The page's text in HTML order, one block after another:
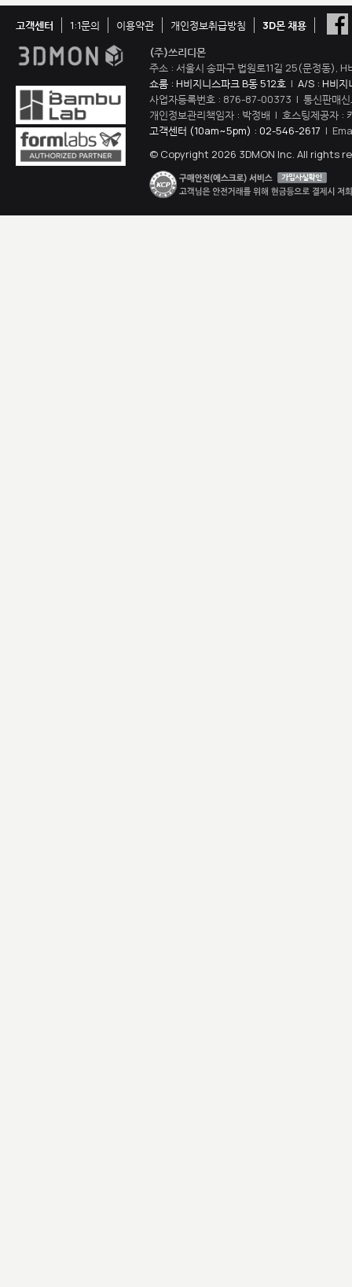
고객센터 1:1문의 이용약관 개인정보취급방침
3D몬 채용
(주)쓰리디몬
주소 : 서울시 송파구 법원로11길 25(문정동),
쇼룸 : H비지니스파크 B동 512호 | A/S : H비지
사업자등록번호 : 876-87-00373 | 통신판매
개인정보관리책임자 : 박정배 | 호스팅제공자 :
고객센터 (10am~5pm) : 02-546-2617 |
© Copyright 2026 3DMON Inc. All rights